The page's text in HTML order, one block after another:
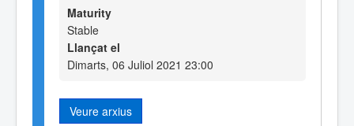
Maturity
Stable
Llançat el
Dimarts, 06 Juliol 2021 23:00
Veure arxius